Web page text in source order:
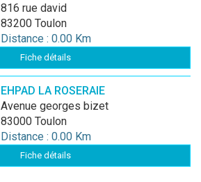
816 rue david
83200 Toulon
Distance : 0.00 Km
Fiche détails
EHPAD LA ROSERAIE
avenue georges bizet
83000 Toulon
Distance : 0.00 Km
Fiche détails